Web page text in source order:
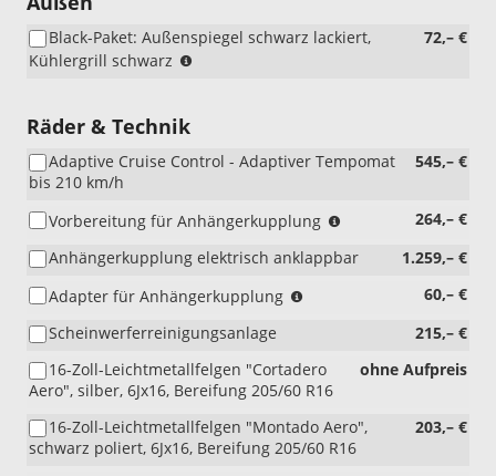
72,– €
Black-Paket: Außenspiegel schwarz lackiert,
Kühlergrill schwarz
Räder & Technik
545,– €
Adaptive Cruise Control - Adaptiver Tempomat
bis 210 km/h
264,– €
Vorbereitung für Anhängerkupplung
mit
1.259,– €
Anhängerkupplung elektrisch anklappbar
60,– €
Adapter für Anhängerkupplung
215,– €
Scheinwerferreinigungsanlage
ohne Aufpreis
16-Zoll-Leichtmetallfelgen "Cortadero
Aero", silber, 6Jx16, Bereifung 205/60 R16
203,– €
16-Zoll-Leichtmetallfelgen "Montado Aero",
schwarz poliert, 6Jx16, Bereifung 205/60 R16